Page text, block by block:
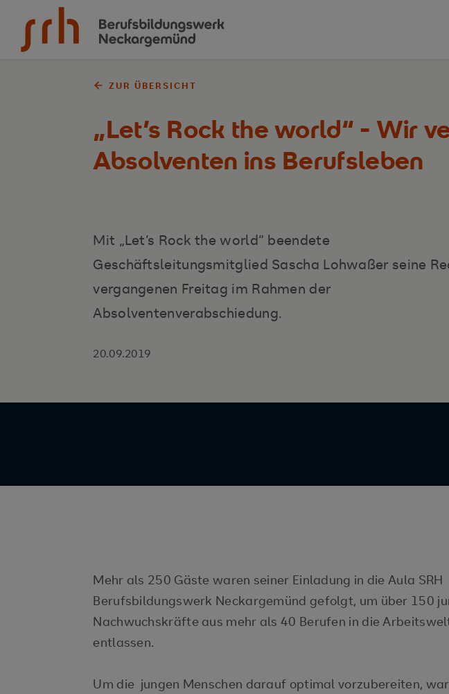
Zum Inhalt springen
ZUR ÜBERSICHT
„Let’s Rock the world“ - Wir
Absolventen ins Berufsleben
20.09.2019
Mit „Let’s Rock the world“ beendete
Geschäftsleitungsmitglied Sascha Lohwaßer seine
vergangenen Freitag im Rahmen der
Absolventenverabschiedung.
Mehr als 250 Gäste waren seiner Einladung in die Aula SRH
Berufsbildungswerk Neckargemünd gefolgt, um über 150
Nachwuchskräfte aus mehr als 40 Berufen in die
entlassen.
Um die jungen Menschen darauf optimal vorzubereiten,